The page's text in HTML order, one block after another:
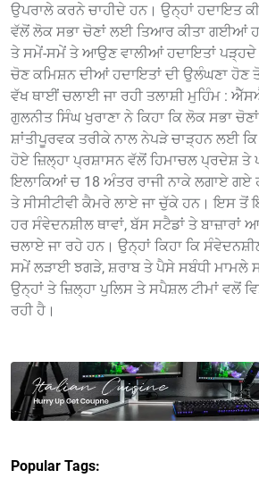
ਉਪਰਾਲੇ ਕਰਨੇ ਚਾਹੀਦੇ ਹਨ। ਉਨ੍ਹਾਂ ਹਦਾਇਤ
ਵੱਲੋਂ ਲੋਕ ਸਭਾ ਚੋਣਾਂ ਲਈ ਤਿਆਰ ਕੀਤਾ ਗਈਆਂ
ਤੇ ਸਮੇਂ-ਸਮੇਂ ਤੇ ਆਉਣ ਵਾਲੀਆਂ ਹਦਾਇਤਾਂ ਪੜ੍ਹਦੇ
ਚੋਣ ਕਮਿਸ਼ਨ ਦੀਆਂ ਹਦਾਇਤਾਂ ਦੀ ਉਲੰਘਣਾ ਹੋਣ
ਵੱਖ ਥਾਈਂ ਚਲਾਈ ਜਾ ਰਹੀ ਤਲਾਸ਼ੀ ਮੁਹਿੰਮ :
ਗੁਲਨੀਤ ਸਿੰਘ ਖੁਰਾਣਾ ਨੇ ਕਿਹਾ ਕਿ ਲੋਕ ਸਭਾ
ਸ਼ਾਂਤੀਪੂਰਵਕ ਤਰੀਕੇ ਨਾਲ ਨੇਪੜੇ ਚਾੜ੍ਹਨ ਲਈ
ਹੋਏ ਜ਼ਿਲ੍ਹਾ ਪ੍ਰਸ਼ਾਸਨ ਵੱਲੋਂ ਹਿਮਾਚਲ ਪ੍ਰਦੇਸ਼ ਤੇ
ਇਲਾਕਿਆਂ ਚ 18 ਅੰਤਰ ਰਾਜੀ ਨਾਕੇ ਲਗਾਏ ਗਏ
ਤੇ ਸੀਸੀਟੀਵੀ ਕੈਮਰੇ ਲਾਏ ਜਾ ਚੁੱਕੇ ਹਨ। ਇਸ ਤੋਂ
ਹਰ ਸੰਵੇਦਨਸ਼ੀਲ ਥਾਵਾਂ, ਬੱਸ ਸਟੈਡਾਂ ਤੇ ਬਾਜ਼ਾਰਾਂ
ਚਲਾਏ ਜਾ ਰਹੇ ਹਨ। ਉਨ੍ਹਾਂ ਕਿਹਾ ਕਿ
ਸਮੇਂ ਲੜਾਈ ਝਗੜੇ, ਸ਼ਰਾਬ ਤੇ ਪੈਸੇ ਸਬੰਧੀ ਮਾਮਲੇ
ਉਨ੍ਹਾਂ ਤੇ ਜ਼ਿਲ੍ਹਾ ਪੁਲਿਸ ਤੇ ਸਪੈਸ਼ਲ ਟੀਮਾਂ ਵਲੋਂ
ਰਹੀ ਹੈ।
Popular Tags: